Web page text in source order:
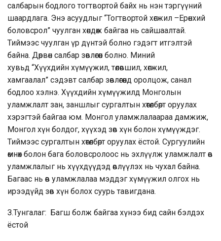
салбарын бодлого тогтвортой байх нь нэн тэргүүний
шаардлага. Энэ асуудлыг “Тогтвортой хөгжил –Ерөнхий
боловсрол” чуулган хөндөж байгаа нь сайшаалтай.
Тиймээс чуулган үр дүнтэй болно гэдэгт итгэлтэй
байна. Дөрвөн салбар зөвлөгөөн болно. Миний
хувьд “Хүүхдийн хүмүүжил, төлөвшил, хөгжил,
хамгаалал” сэдэвт салбар зөвлөгөөнд оролцож, санал
бодлоо хэлнэ. Хүүхдийн хүмүүжилд Монголын
уламжлалт зан, заншлыг сургалтын хөтөлбөрт оруулах
хэрэгтэй байгаа юм. Монгол уламжлалаараа дамжиж,
Монгол хүн болдог, хүүхэд зөв хүн болон хүмүүждэг.
Тиймээс сургалтын хөтөлбөрт оруулах ёстой. Сургуулийн
өмнөх болон бага боловсролоос нь эхлүүлж уламжлалт өв
уламжлалыг нь хүүхдүүдэд өвлүүлэх нь чухал байна.
Багаас нь өв уламжлалаа мэддэг хүмүүжил олгох нь
ирээдүйд зөв хүн болох суурь тавигдана.
З.Тунгалаг: Багш болж байгаа хүнээ бид сайн бэлдэх
ёстой